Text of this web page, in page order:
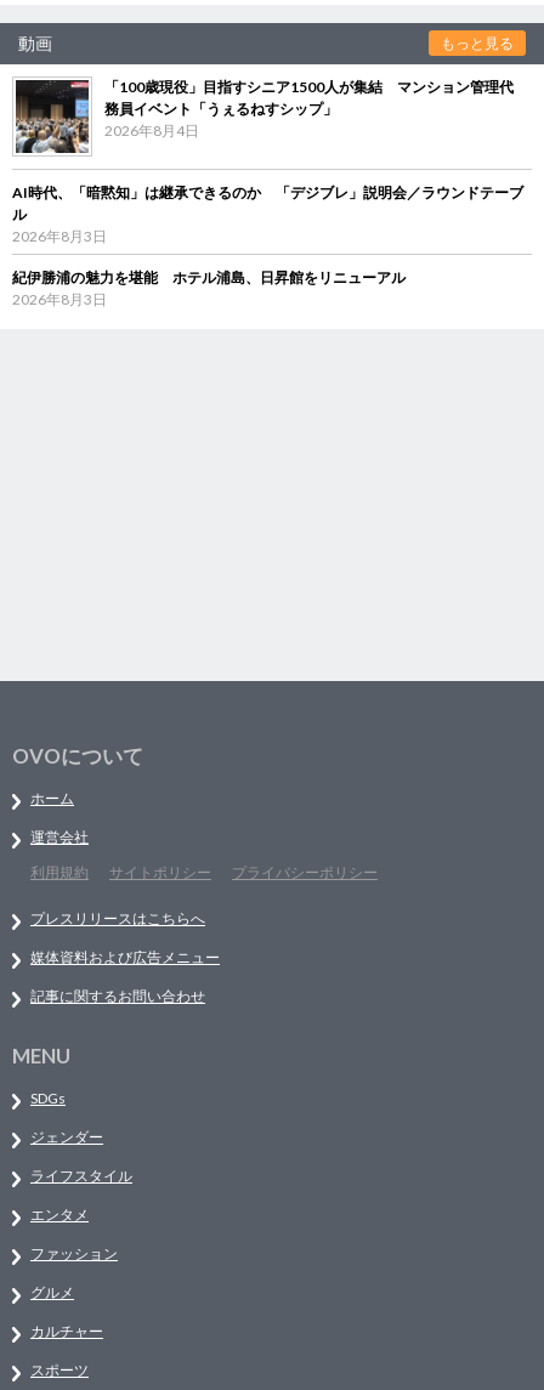
動画 もっと見る
「100歳現役」目指すシニア1500人が集結 マンション管理代
務員イベント「うぇるねすシップ」
2026年8月4日
AI時代、「暗黙知」は継承できるのか 「デジブレ」説明会／ラウンドテーブ
ル
2026年8月3日
紀伊勝浦の魅力を堪能 ホテル浦島、日昇館をリニューアル
2026年8月3日
OVOについて
ホーム
運営会社
利用規約
サイトポリシー プライバシーポリシー
プレスリリースはこちらへ
媒体資料および広告メニュー
記事に関するお問い合わせ
MENU
SDGs
ジェンダー
ライフスタイル
エンタメ
ファッション
グルメ
カルチャー
スポーツ